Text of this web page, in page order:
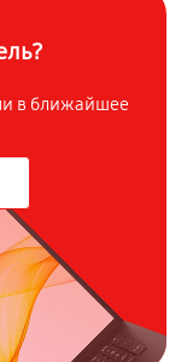
в ближайшее